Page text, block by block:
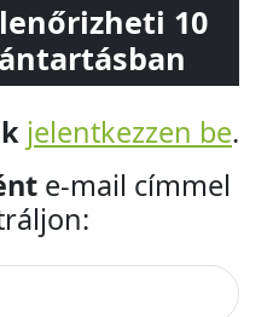
10
jelentkezzen be.
e-mail címmel